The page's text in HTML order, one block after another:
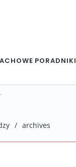
PORADNIKI
/ archives